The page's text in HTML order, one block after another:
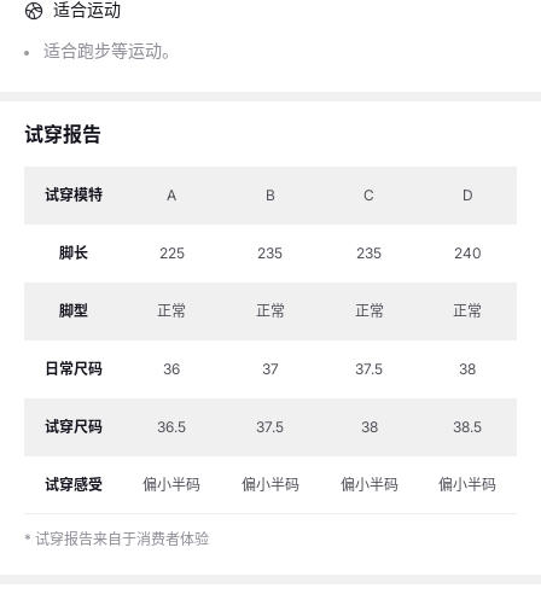
适合运动
适合跑步等运动。
试穿报告
试穿模特
脚长
脚型
日常尺码
试穿尺码
试穿感受
A
225
正常
36
36.5
偏小半码
B
235
正常
37
37.5
偏小半码
C
235
正常
37.5
38
偏小半码
D
240
正常
38
38.5
偏小半码
* 试穿报告来自于消费者体验